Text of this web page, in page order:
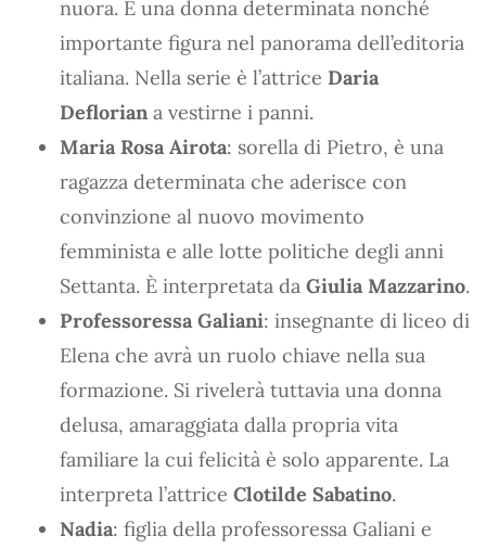
nuora. È una donna determinata nonché
importante figura nel panorama dell’editoria
italiana. Nella serie è l’attrice Daria
Deflorian a vestirne i panni.
Maria Rosa Airota: sorella di Pietro, è una
ragazza determinata che aderisce con
convinzione al nuovo movimento
femminista e alle lotte politiche degli anni
Settanta. È interpretata da Giulia Mazzarino.
Professoressa Galiani: insegnante di liceo di
Elena che avrà un ruolo chiave nella sua
formazione. Si rivelerà tuttavia una donna
delusa, amaraggiata dalla propria vita
familiare la cui felicità è solo apparente. La
interpreta l’attrice Clotilde Sabatino.
Nadia: figlia della professoressa Galiani e